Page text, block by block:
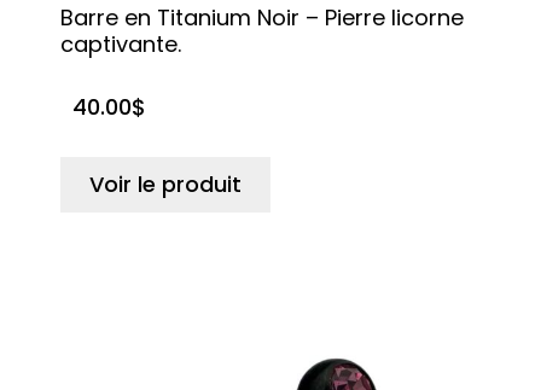
Barre en Titanium Noir – Pierre licorne
captivante.
40.00$
Voir le produit